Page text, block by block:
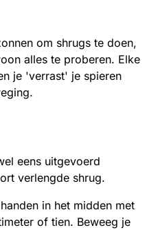
om shrugs te doen,
alles te proberen. Elke
je 'verrast' je spieren
eens uitgevoerd
verlengde shrug.
in het midden met
of tien. Beweeg je